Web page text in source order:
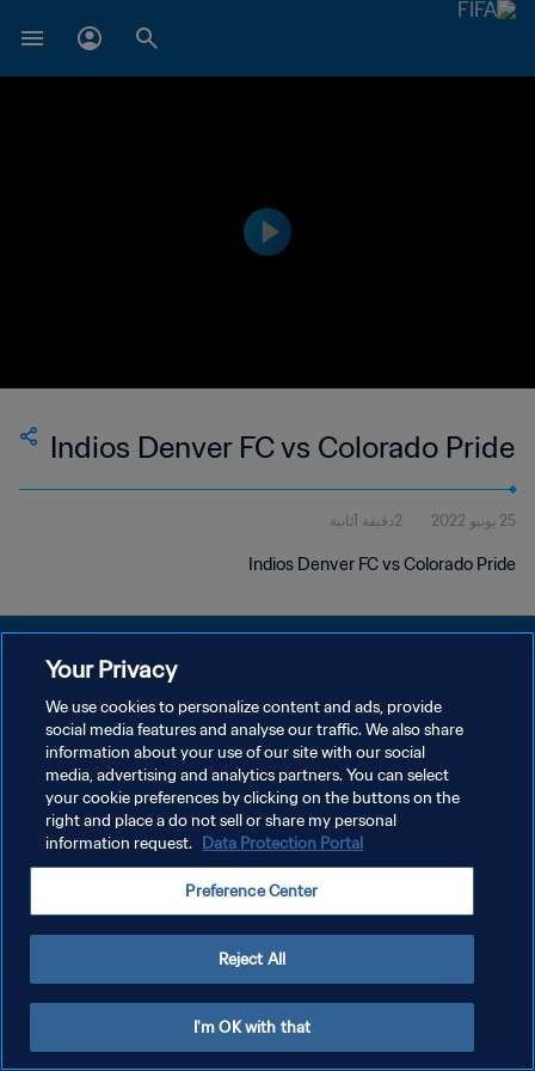
Indios Denver FC vs Colorado Pride
25 يونيو 2022 2دقيقة 1ثانية
Indios Denver FC vs Colorado Pride
سياسة الخصوصية
إدارة تفضيلات ملفات تعريف الارتباط
Your Privacy
We use cookies to personalize content and ads, provide
social media features and analyse our traffic. We also share
information about your use of our site with our social
media, advertising and analytics partners. You can select
your cookie preferences by clicking on the buttons on the
right and place a do not sell or share my personal
information request. Data Protection Portal
Preference Center
Reject All
I'm OK with that